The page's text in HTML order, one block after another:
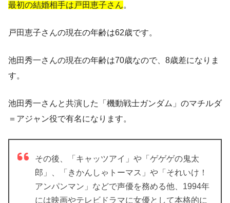
最初の結婚相手は戸田恵子さん。
戸田恵子さんの現在の年齢は62歳です。
池田秀一さんの現在の年齢は70歳なので、8歳差になりま
す。
池田秀一さんと共演した「機動戦士ガンダム」のマチルダ
＝アジャン役で有名になります。
その後、「キャッツアイ」や「ゲゲゲの鬼太
郎」、「きかんしゃトーマス」や「それいけ！
アンパンマン」などで声優を務める他、1994年
には映画やテレビドラマに女優として本格的に